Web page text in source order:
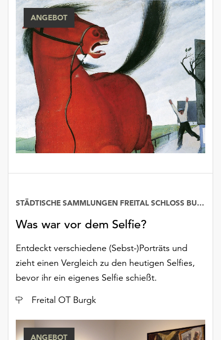
Einstellungen
über
Schaltfläche
„Auswählen“.
Weitere
Informationen
finden
Sie
unserer
Datenschutzerklärung
oder
Impressum
ANGEBOT
Was war vor dem Selfie?
STÄDTISCHE SAMMLUNGEN FREITAL SCHLOSS BURGK
Entdeckt verschiedene (Sebst-)Porträts und
zieht einen Vergleich zu den heutigen Selfies,
bevor ihr ein eigenes Selfie schießt.
Ort
Freital OT Burgk
ANGEBOT